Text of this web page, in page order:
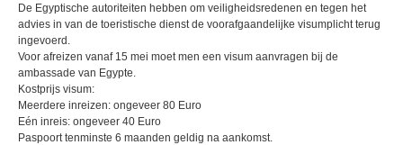
De Egyptische autoriteiten hebben om veiligheidsredenen en tegen het
advies in van de toeristische dienst de voorafgaandelijke visumplicht terug
ingevoerd.
Voor afreizen vanaf 15 mei moet men een visum aanvragen bij de
ambassade van Egypte.
Kostprijs visum:
Meerdere inreizen: ongeveer 80 Euro
Eén inreis: ongeveer 40 Euro
Paspoort tenminste 6 maanden geldig na aankomst.